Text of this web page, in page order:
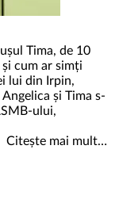
Tima, de 10
și cum ar simți
lui din Irpin,
și Tima s-
ului,
Citește mai mult…